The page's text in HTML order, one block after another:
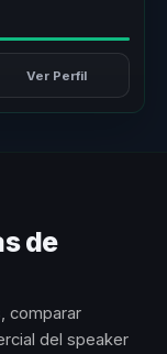
Ver Perfil
de
comparar
del speaker